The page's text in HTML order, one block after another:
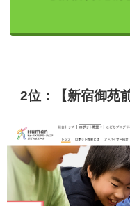
2位：【新宿御苑